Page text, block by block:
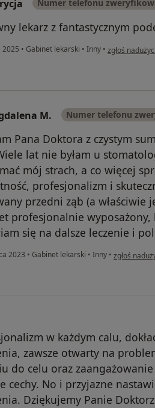
Numer telefonu
lekarz z fantastycznym
2025 • Gabinet lekarski • Inny • w opinii
zgłoś
M. Numer telefonu
Pana Doktora z czystym
lat nie byłam u
mój strach, a co więcej
profesjonalizm i
przedni ząb (a właściwie
profesjonalnie wyposażony,
się na dalsze leczenie i
2023 • Gabinet lekarski • Inny • w opinii
zgłoś
w każdym calu,
zawsze otwarty na
do celu oraz
cechy. No i przyjazne
Dziękujemy Panie